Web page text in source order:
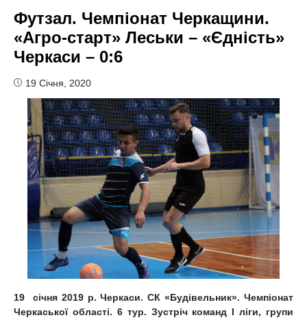
Футзал. Чемпіонат Черкащини.
«Агро-старт» Леськи – «Єдність»
Черкаси – 0:6
19 Січня, 2020
19 січня 2019 р. Черкаси. СК «Будівельник». Чемпіонат
Черкаської області. 6 тур. Зустріч команд І ліги, групи